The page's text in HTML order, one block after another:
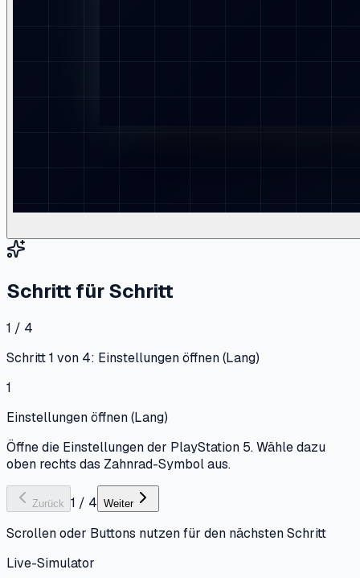
Schritt für Schritt
1 / 4
Schritt 1 von 4: Einstellungen öffnen (Lang)
1
Einstellungen öffnen (Lang)
Öffne die Einstellungen der PlayStation 5. Wähle dazu
oben rechts das Zahnrad-Symbol aus.
Zurück 1 / 4 Weiter
Scrollen oder Buttons nutzen für den nächsten Schritt
Live-Simulator